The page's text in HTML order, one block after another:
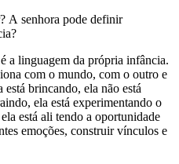
A senhora pode definir
a linguagem da própria infância.
com o mundo, com o outro e
brincando, ela não está
ela está experimentando o
está ali tendo a oportunidade
emoções, construir vínculos e